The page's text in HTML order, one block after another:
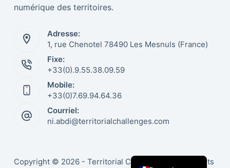
numérique des territoires.
Adresse:
1, rue Chenotel 78490 Les Mesnuls (France)
Fixe:
+33(0).9.55.38.09.59
Mobile:
+33(0)7.69.94.64.36
Courriel:
ni.abdi@territorialchallenges.com
Copyright © 2026 - Territorial Challenges | Tous droits
Español